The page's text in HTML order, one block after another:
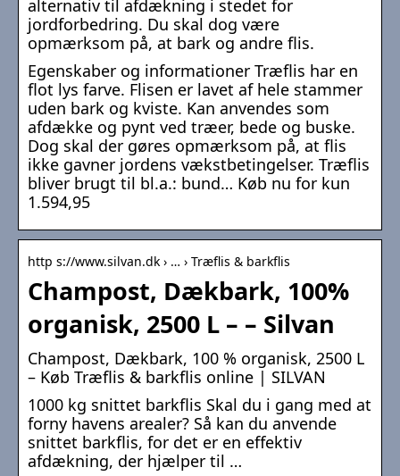
alternativ til afdækning i stedet for
jordforbedring. Du skal dog være
opmærksom på, at bark og andre flis.
Egenskaber og informationer Træflis har en
flot lys farve. Flisen er lavet af hele stammer
uden bark og kviste. Kan anvendes som
afdække og pynt ved træer, bede og buske.
Dog skal der gøres opmærksom på, at flis
ikke gavner jordens vækstbetingelser. Træflis
bliver brugt til bl.a.: bund… Køb nu for kun
1.594,95
http s://www.silvan.dk › … › Træflis & barkflis
Champost, Dækbark, 100%
organisk, 2500 L – – Silvan
Champost, Dækbark, 100 % organisk, 2500 L
– Køb Træflis & barkflis online | SILVAN
1000 kg snittet barkflis Skal du i gang med at
forny havens arealer? Så kan du anvende
snittet barkflis, for det er en effektiv
afdækning, der hjælper til …